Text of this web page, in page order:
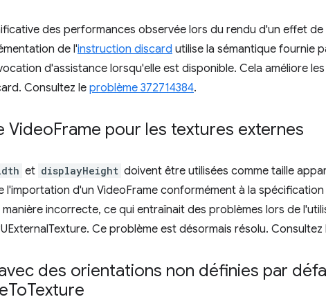
des performances observée lors du rendu d'un effet
de l'instruction discard utilise la sémantique fournie
d'assistance lorsqu'elle est disponible. Cela améliore
Consultez le problème 372714384.
VideoFrame pour les textures externes
et displayHeight doivent être utilisées comme taille
l'importation d'un VideoFrame conformément à la spécification
incorrecte, ce qui entraînait des problèmes lors de
Ce problème est désormais résolu. Consultez
des orientations non définies par
ToTexture